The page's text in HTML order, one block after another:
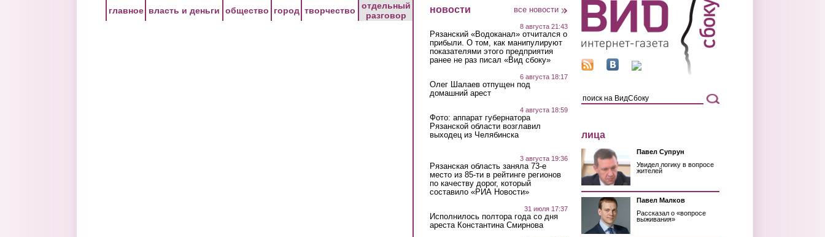
главное власть и деньги общество город творчество
отдельный
разговор
новости все новости
8 августа 21:43
Рязанский «Водоканал» отчитался о
прибыли. О том, как манипулируют
показателями этого предприятия
ранее не раз писал «Вид сбоку»
6 августа 18:17
Олег Шалаев отпущен под
домашний арест
4 августа 18:59
Фото: аппарат губернатора
Рязанской области возглавил
выходец из Челябинска
3 августа 19:36
Рязанская область заняла 73-е
место из 85-ти в рейтинге регионов
по качеству дорог, который
составило «РИА Новости»
31 июля 17:37
Исполнилось полтора года со дня
ареста Константина Смирнова
лица
Павел Супрун
Увидел логику в вопросе
жителей
Павел Малков
Рассказал о «вопросе
выживания»